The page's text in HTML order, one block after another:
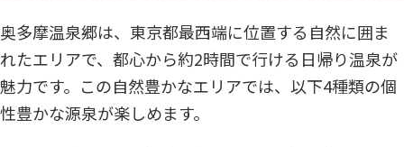
奥多摩温泉郷は、東京都最西端に位置する自然に囲ま
れたエリアで、都心から約2時間で行ける日帰り温泉が
魅力です。この自然豊かなエリアでは、以下4種類の個
性豊かな源泉が楽しめます。